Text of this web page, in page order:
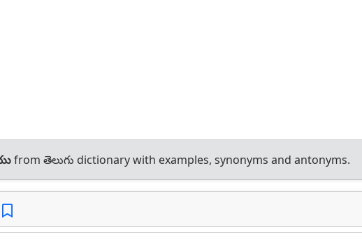
from తెలుగు dictionary with examples, synonyms and antonyms.